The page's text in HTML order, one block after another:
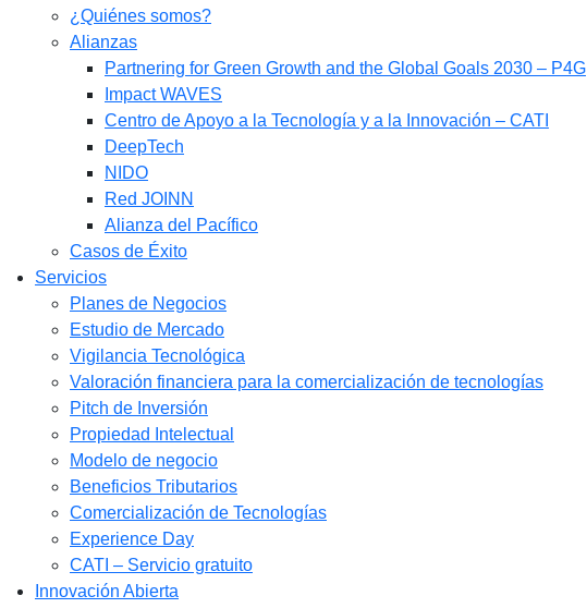
¿Quiénes somos?
Alianzas
Partnering for Green Growth and the Global Goals 2030 – P4G
Impact WAVES
Centro de Apoyo a la Tecnología y a la Innovación – CATI
DeepTech
NIDO
Red JOINN
Alianza del Pacífico
Casos de Éxito
Servicios
Planes de Negocios
Estudio de Mercado​
Vigilancia Tecnológica
Valoración financiera para la comercialización de tecnologías
Pitch de Inversión
Propiedad Intelectual
Modelo de negocio
Beneficios Tributarios
Comercialización de Tecnologías
Experience Day
CATI – Servicio gratuito
Innovación Abierta